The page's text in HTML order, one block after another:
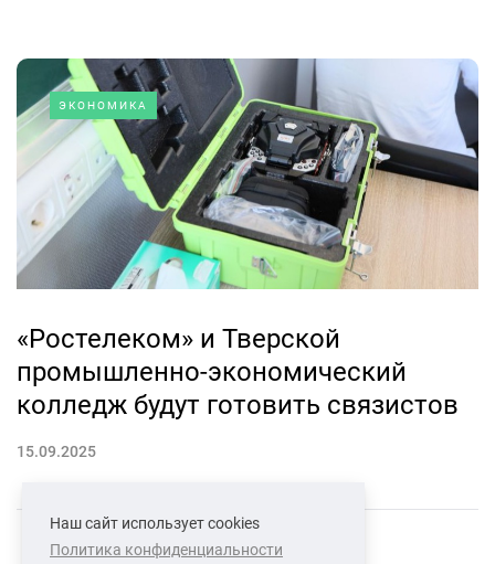
ЭКОНОМИКА
«Ростелеком» и Тверской
промышленно-экономический
колледж будут готовить связистов
15.09.2025
СВЯЗАТЬСЯ С НАМИ О НАС
Наш сайт использует cookies
Политика конфиденциальности